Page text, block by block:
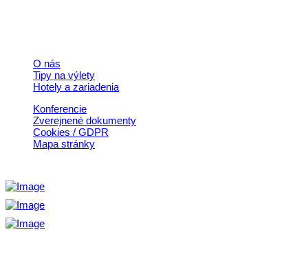
O nás
Tipy na výlety
Hotely a zariadenia
Konferencie
Zverejnené dokumenty
Cookies / GDPR
Mapa stránky